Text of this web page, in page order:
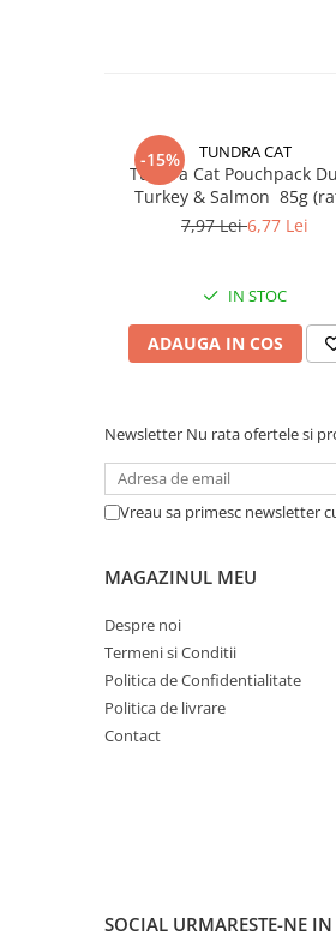
-15% TUNDRA CAT
Tundra Cat Pouchpack
Turkey & Salmon 85g
curcan & somon) Hrana
7,97 Lei6,77 Lei
IN STOC
ADAUGA IN COS
Newsletter Nu rata ofertele si
Vreau sa primesc newsletter
MAGAZINUL MEU
Despre noi
Termeni si Conditii
Politica de Confidentialitate
Politica de livrare
Contact
SOCIAL URMARESTE-NE